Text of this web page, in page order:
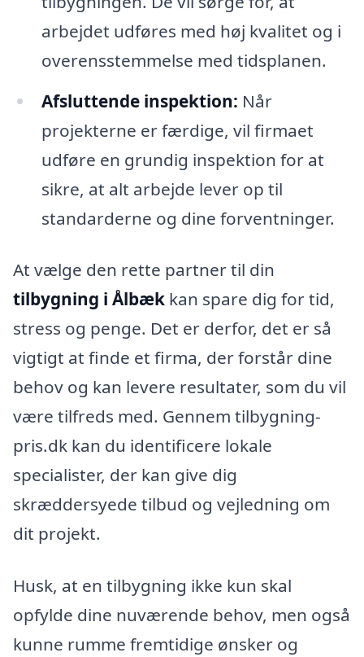
arbejdet udføres med høj kvalitet og i
overensstemmelse med tidsplanen.
Afsluttende inspektion: Når
projekterne er færdige, vil firmaet
udføre en grundig inspektion for at
sikre, at alt arbejde lever op til
standarderne og dine forventninger.
At vælge den rette partner til din
tilbygning i Ålbæk kan spare dig for tid,
stress og penge. Det er derfor, det er så
vigtigt at finde et firma, der forstår dine
behov og kan levere resultater, som du vil
være tilfreds med. Gennem tilbygning-
pris.dk kan du identificere lokale
specialister, der kan give dig
skræddersyede tilbud og vejledning om
dit projekt.
Husk, at en tilbygning ikke kun skal
opfylde dine nuværende behov, men også
kunne rumme fremtidige ønsker og